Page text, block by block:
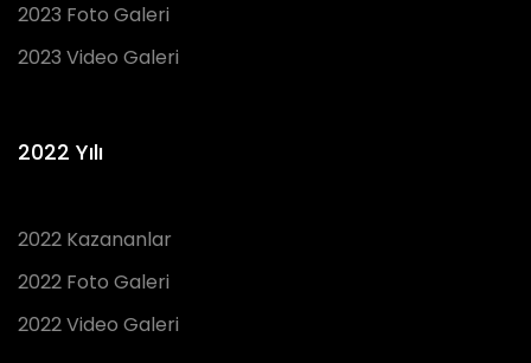
2023 Foto Galeri
2023 Video Galeri
2022 Yılı
2022 Kazananlar
2022 Foto Galeri
2022 Video Galeri